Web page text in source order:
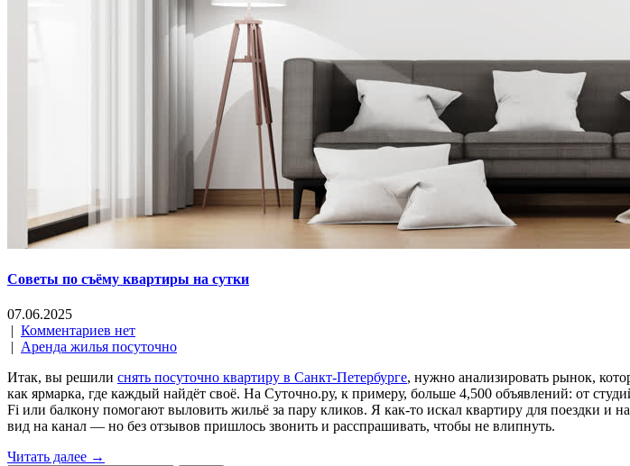
Советы по съёму квартиры на сутки
07.06.2025
| Комментариев нет
| Аренда жилья посуточно
Итак, вы решили снять посуточно квартиру в Санкт-Петербурге, нужно анализировать рынок,
как ярмарка, где каждый найдёт своё. На Суточно.ру, к примеру, больше 4,500 объявлений: от
Fi или балкону помогают выловить жильё за пару кликов. Я как-то искал квартиру для поездки и
вид на канал — но без отзывов пришлось звонить и расспрашивать, чтобы не влипнуть.
Читать далее →